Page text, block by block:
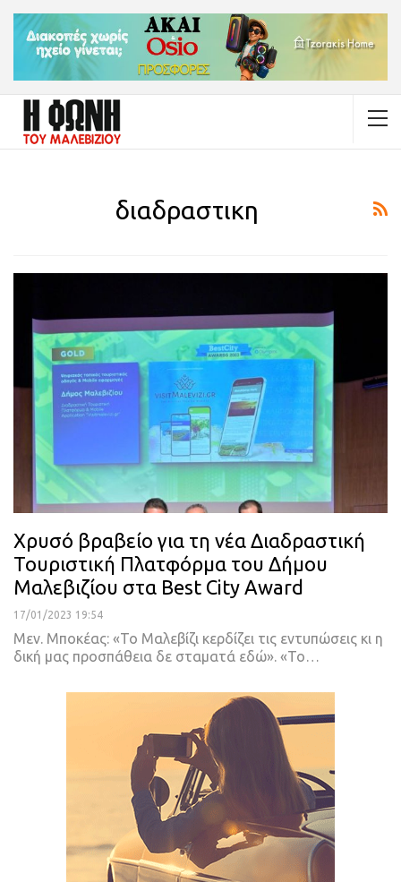
διαδραστικη
Χρυσό βραβείο για τη νέα Διαδραστική
Τουριστική Πλατφόρμα του Δήμου
Μαλεβιζίου στα Best City Award
17/01/2023 19:54
Μεν. Μποκέας: «Το Μαλεβίζι κερδίζει τις εντυπώσεις κι η
δική μας προσπάθεια δε σταματά εδώ». «Το…